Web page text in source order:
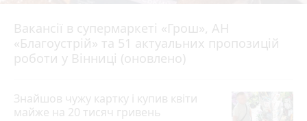
Вакансії в супермаркеті «Грош», АН
«Благоустрій» та 51 актуальних пропозицій
роботи у Вінниці (оновлено)
4 серпня 2026 р.
Знайшов чужу картку і купив квіти
майже на 20 тисяч гривень